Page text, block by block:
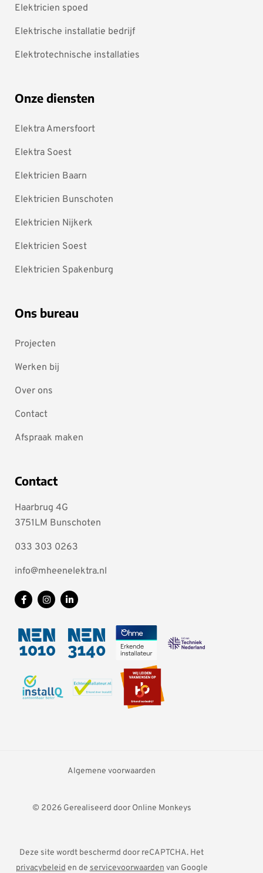
Elektricien spoed
Elektrische installatie bedrijf
Elektrotechnische installaties
Onze diensten
Elektra Amersfoort
Elektra Soest
Elektricien Baarn
Elektricien Bunschoten
Elektricien Nijkerk
Elektricien Soest
Elektricien Spakenburg
Ons bureau
Projecten
Werken bij
Over ons
Contact
Afspraak maken
Contact
Haarbrug 4G
3751LM Bunschoten
033 303 0263
info@mheenelektra.nl
Algemene voorwaarden
© 2026 Gerealiseerd door Online Monkeys
Deze site wordt beschermd door reCAPTCHA. Het
privacybeleid en de servicevoorwaarden van Google